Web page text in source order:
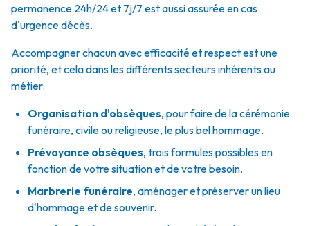
permanence 24h/24 et 7j/7 est aussi assurée en cas
d'urgence décès.
Accompagner chacun avec efficacité et respect est une
priorité, et cela dans les différents secteurs inhérents au
métier.
Organisation d'obsèques, pour faire de la cérémonie
funéraire, civile ou religieuse, le plus bel hommage.
Prévoyance obsèques, trois formules possibles en
fonction de votre situation et de votre besoin.
Marbrerie funéraire, aménager et préserver un lieu
d'hommage et de souvenir.